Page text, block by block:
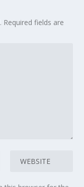
Required fields are